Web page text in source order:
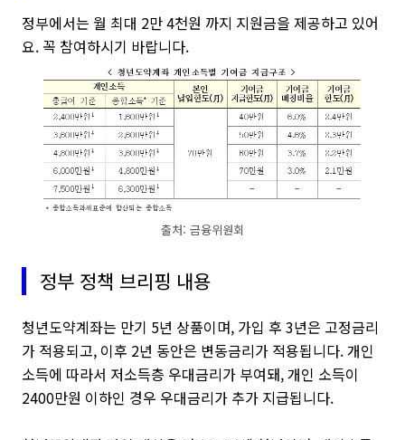
정부에서는 월 최대 2만 4천원 까지 지원금을 제공하고 있어
요. 꼭 참여하시기 바랍니다.
출처: 금융위원회
정부 정책 브리핑 내용
청년도약계좌는 만기 5년 상품이며, 가입 후 3년은 고정금리
가 적용되고, 이후 2년 동안은 변동금리가 적용됩니다. 개인
소득에 따라서 저소득층 우대금리가 부여돼, 개인 소득이
2400만원 이하인 경우 우대금리가 추가 지급됩니다.